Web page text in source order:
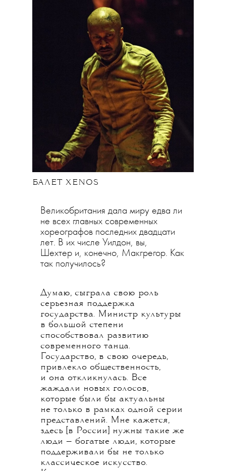
БАЛЕТ XENOS
Великобритания дала миру едва ли
не всех главных современных
хореографов последних двадцати
лет. В их числе Уилдон, вы,
Шехтер и, конечно, Макгрегор. Как
так получилось?
Думаю, сыграла свою роль
серьезная поддержка
государства. Министр культуры
в большой степени
способствовал развитию
современного танца.
Государство, в свою очередь,
привлекло общественность,
и она откликнулась. Все
жаждали новых голосов,
которые были бы актуальны
не только в рамках одной серии
представлений. Мне кажется,
здесь [в России] нужны такие же
люди — богатые люди, которые
поддерживали бы не только
классическое искусство.